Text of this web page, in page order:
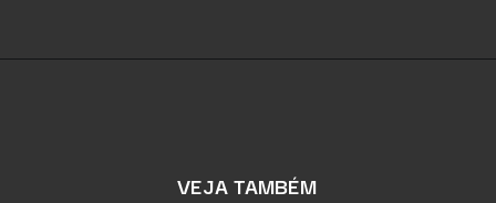
VEJA TAMBÉM